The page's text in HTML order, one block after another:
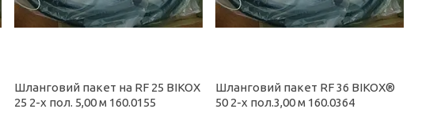
Шланговий пакет на RF 25 BIKOX
25 2-х пол. 5,00 м 160.0155
Шланговий пакет RF 36 BIKOX®
50 2-x пол.3,00 м 160.0364